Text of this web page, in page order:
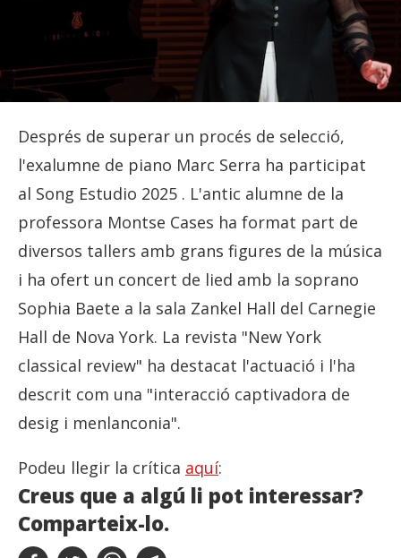
Després de superar un procés de selecció,
l'exalumne de piano Marc Serra ha participat
al Song Estudio 2025 . L'antic alumne de la
professora Montse Cases ha format part de
diversos tallers amb grans figures de la música
i ha ofert un concert de lied amb la soprano
Sophia Baete a la sala Zankel Hall del Carnegie
Hall de Nova York. La revista "New York
classical review" ha destacat l'actuació i l'ha
descrit com una "interacció captivadora de
desig i menlanconia".
Podeu llegir la crítica aquí:
Creus que a algú li pot interessar?
Comparteix-lo.